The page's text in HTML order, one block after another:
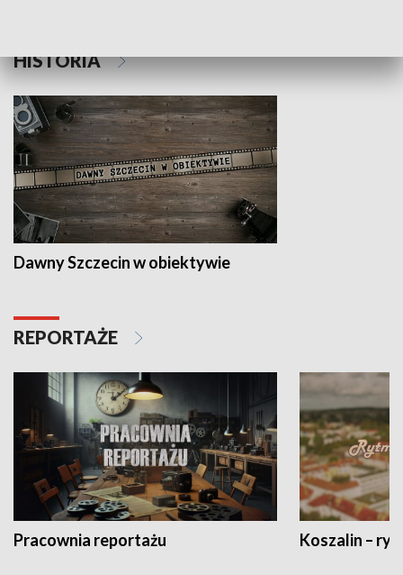
HISTORIA
Dawny Szczecin w obiektywie
REPORTAŻE
Pracownia reportażu Koszalin –